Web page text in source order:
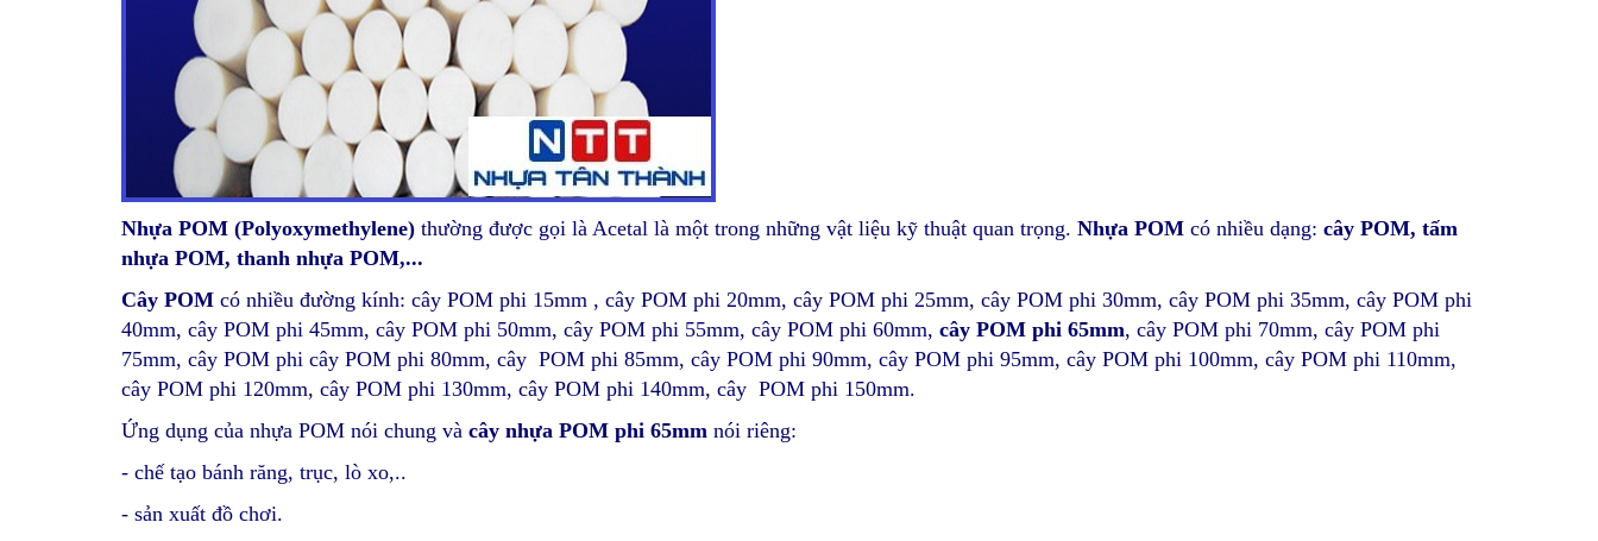
Nhựa POM (Polyoxymethylene) thường được gọi là Acetal là một trong những vật liệu kỹ thuật quan trọng. Nhựa POM có nhiều dạng: cây POM, tấm
nhựa POM, thanh nhựa POM,...
Cây POM có nhiều đường kính: cây POM phi 15mm , cây POM phi 20mm, cây POM phi 25mm, cây POM phi 30mm, cây POM phi 35mm, cây POM phi
40mm, cây POM phi 45mm, cây POM phi 50mm, cây POM phi 55mm, cây POM phi 60mm, cây POM phi 65mm, cây POM phi 70mm, cây POM phi
75mm, cây POM phi cây POM phi 80mm, cây POM phi 85mm, cây POM phi 90mm, cây POM phi 95mm, cây POM phi 100mm, cây POM phi 110mm,
cây POM phi 120mm, cây POM phi 130mm, cây POM phi 140mm, cây POM phi 150mm.
Ứng dụng của nhựa POM nói chung và cây nhựa POM phi 65mm nói riêng:
- chế tạo bánh răng, trục, lò xo,..
- sản xuất đồ chơi.